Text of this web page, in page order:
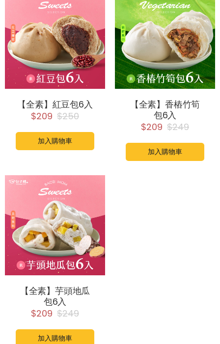
【全素】紅豆包6入
$209 $250
加入購物車
【全素】香樁竹筍
包6入
$209 $249
加入購物車
【全素】芋頭地瓜
包6入
$209 $249
加入購物車